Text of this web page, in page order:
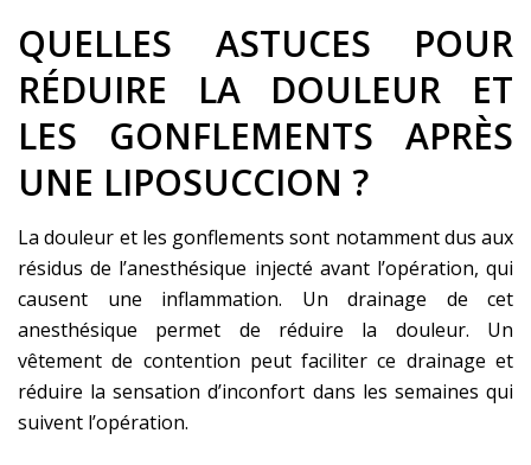
QUELLES ASTUCES POUR
RÉDUIRE LA DOULEUR ET
LES GONFLEMENTS APRÈS
UNE LIPOSUCCION ?
La douleur et les gonflements sont notamment dus aux
résidus de l’anesthésique injecté avant l’opération, qui
causent une inflammation. Un drainage de cet
anesthésique permet de réduire la douleur. Un
vêtement de contention peut faciliter ce drainage et
réduire la sensation d’inconfort dans les semaines qui
suivent l’opération.